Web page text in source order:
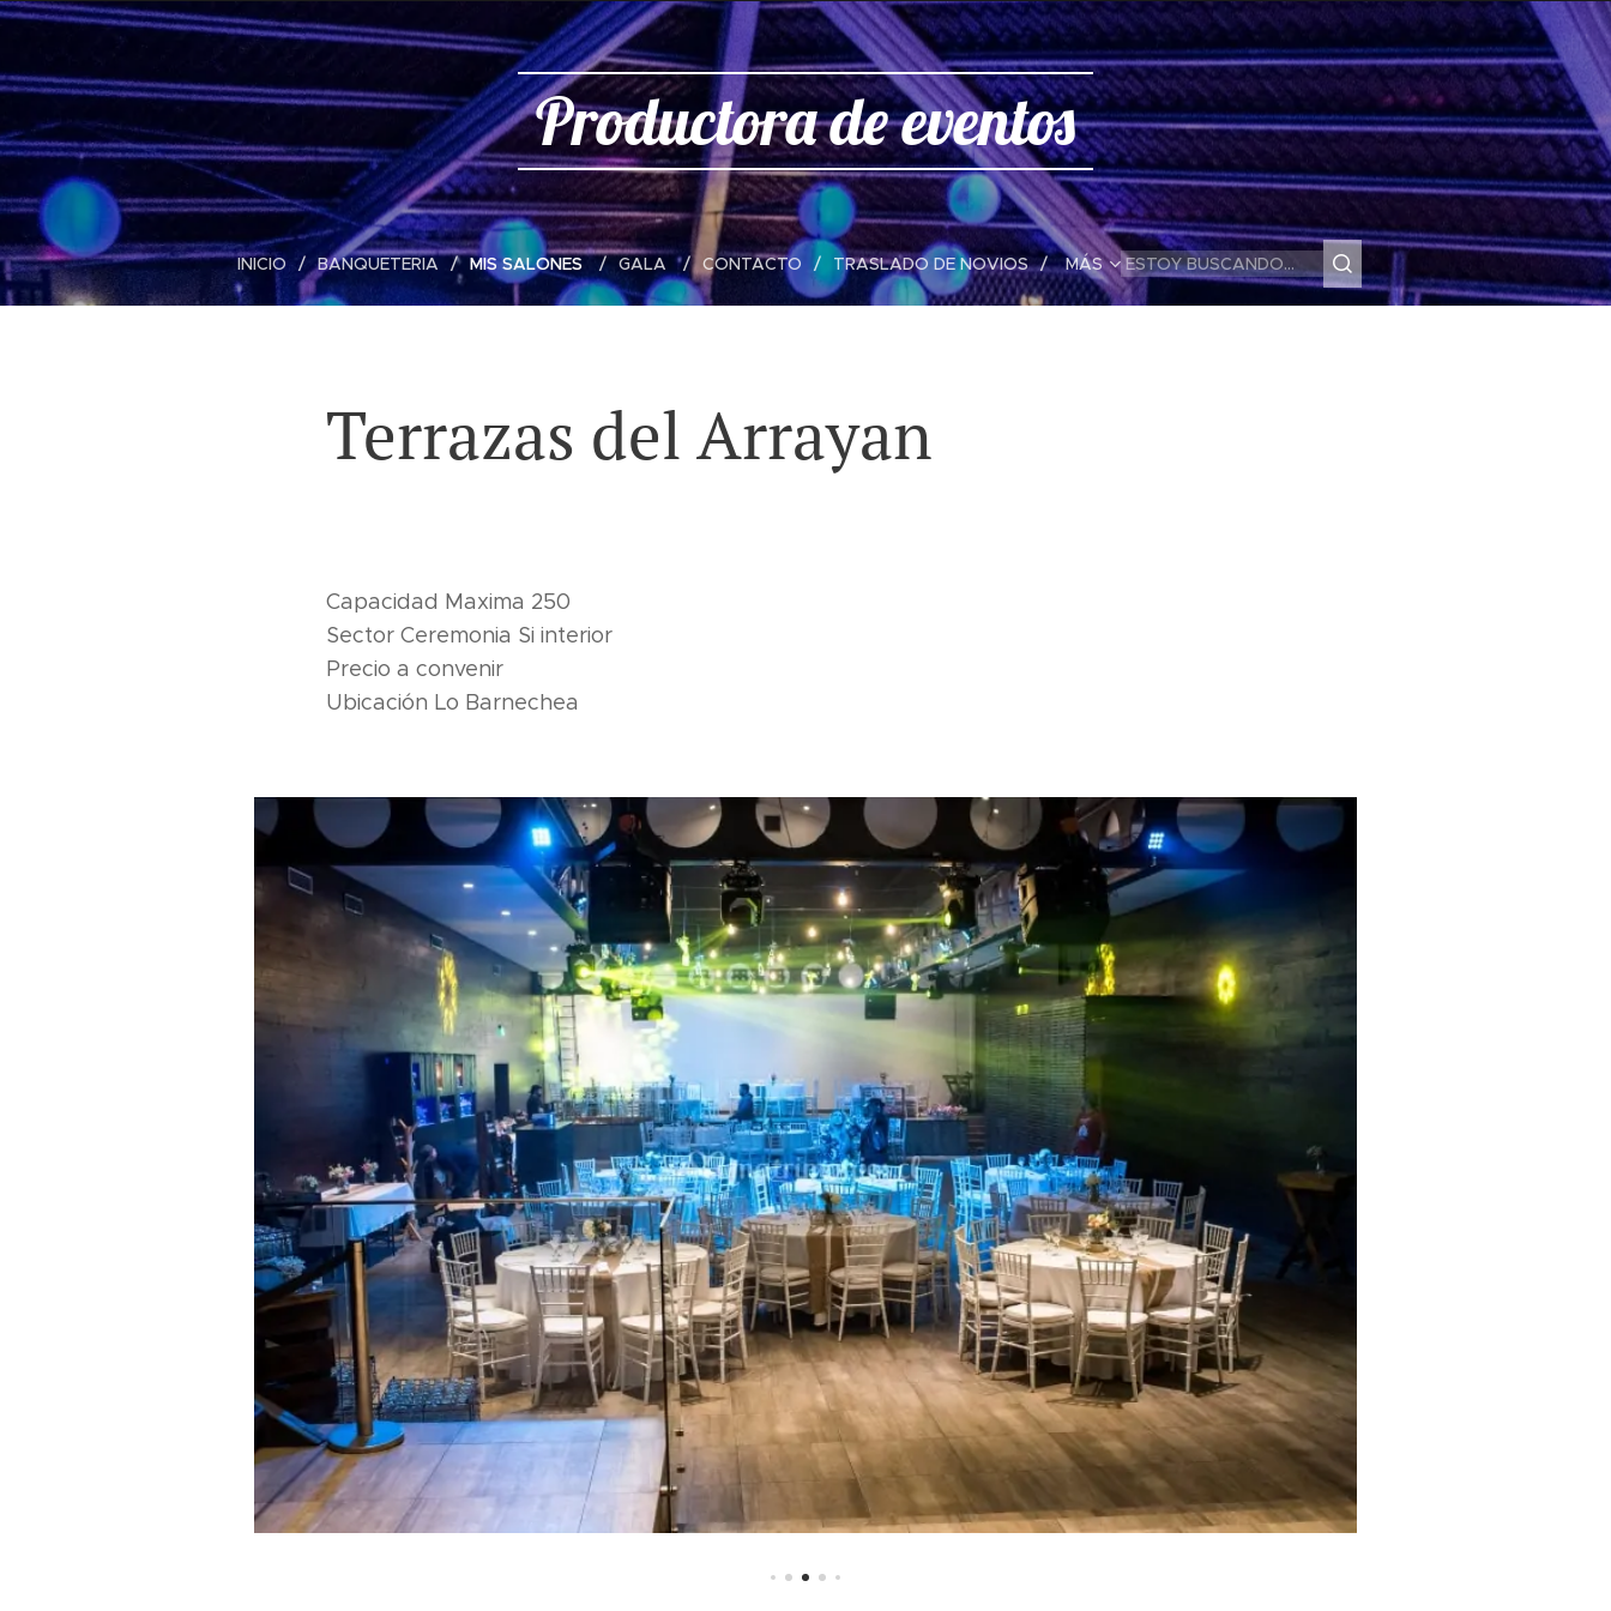
Productora de eventos
INICIO BANQUETERIA MIS SALONES GALA CONTACTO TRASLADO DE NOVIOS MÁS
Terrazas del Arrayan
Capacidad Maxima 250
Sector Ceremonia Si interior
Precio a convenir
Ubicación Lo Barnechea